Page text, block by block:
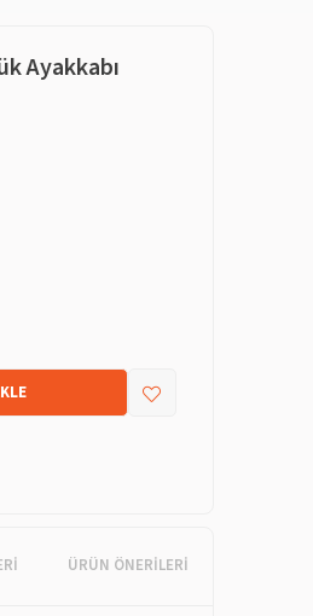
Ayakkabı
ÜRÜN ÖNERILERI